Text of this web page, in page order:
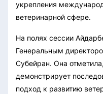
укрепления
ветеринарной сфере.
На полях сессии
Генеральным
Субейран. Она
демонстрирует
подход к развитию